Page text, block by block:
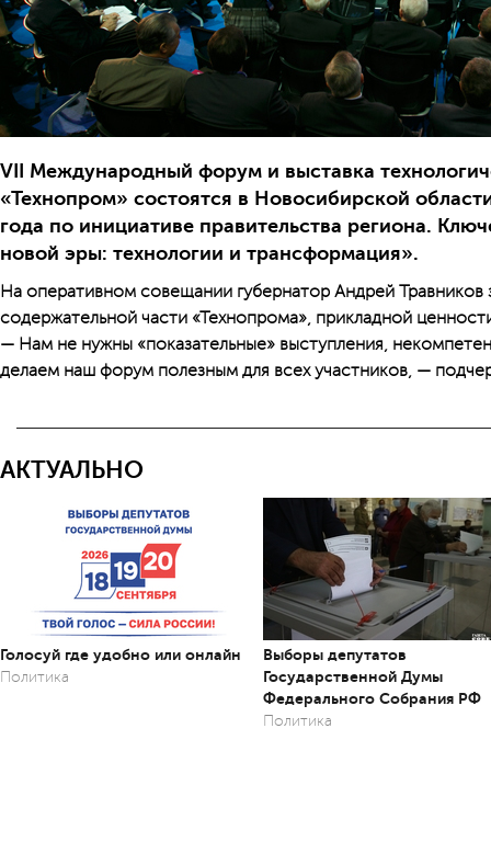
VII Международный форум и выставка
«Технопром» состоятся в Новосибирской
года по инициативе правительства региона.
новой эры: технологии и трансформация».
На оперативном совещании губернатор Андрей Травников
содержательной части «Технопрома», прикладной
— Нам не нужны «показательные» выступления,
делаем наш форум полезным для всех участников, —
АКТУАЛЬНО
Голосуй где удобно или онлайн
Политика
Выборы депутатов
Государственной Думы
Федерального Собрания РФ
Политика